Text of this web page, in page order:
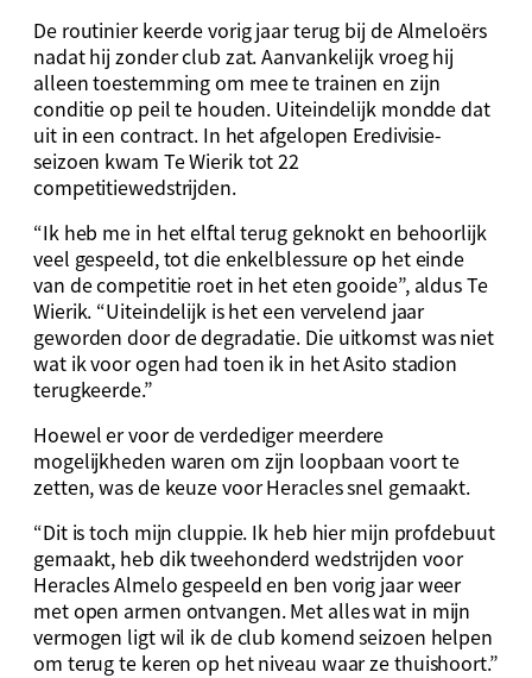
De routinier keerde vorig jaar terug bij de Almeloërs
nadat hij zonder club zat. Aanvankelijk vroeg hij
alleen toestemming om mee te trainen en zijn
conditie op peil te houden. Uiteindelijk mondde dat
uit in een contract. In het afgelopen Eredivisie-
seizoen kwam Te Wierik tot 22
competitiewedstrijden.
“Ik heb me in het elftal terug geknokt en behoorlijk
veel gespeeld, tot die enkelblessure op het einde
van de competitie roet in het eten gooide”, aldus Te
Wierik. “Uiteindelijk is het een vervelend jaar
geworden door de degradatie. Die uitkomst was niet
wat ik voor ogen had toen ik in het Asito stadion
terugkeerde.”
Hoewel er voor de verdediger meerdere
mogelijkheden waren om zijn loopbaan voort te
zetten, was de keuze voor Heracles snel gemaakt.
“Dit is toch mijn cluppie. Ik heb hier mijn profdebuut
gemaakt, heb dik tweehonderd wedstrijden voor
Heracles Almelo gespeeld en ben vorig jaar weer
met open armen ontvangen. Met alles wat in mijn
vermogen ligt wil ik de club komend seizoen helpen
om terug te keren op het niveau waar ze thuishoort.”